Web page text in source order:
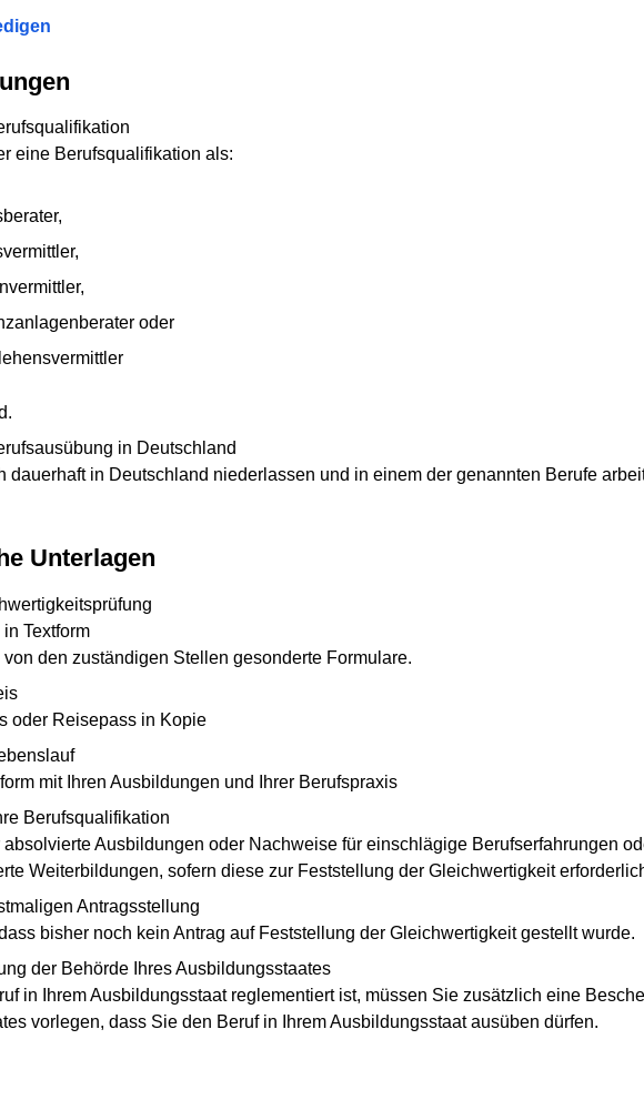
eine Berufsqualifikation als:
oder
in Deutschland
dauerhaft in Deutschland niederlassen und in einem der genannten Berufe
Unterlagen
Textform
den zuständigen Stellen gesonderte Formulare.
oder Reisepass in Kopie
mit Ihren Ausbildungen und Ihrer Berufspraxis
Berufsqualifikation
Ausbildungen oder Nachweise für einschlägige Berufserfahrungen
Weiterbildungen, sofern diese zur Feststellung der Gleichwertigkeit
Antragsstellung
bisher noch kein Antrag auf Feststellung der Gleichwertigkeit gestellt wurde.
der Behörde Ihres Ausbildungsstaates
in Ihrem Ausbildungsstaat reglementiert ist, müssen Sie zusätzlich eine
vorlegen, dass Sie den Beruf in Ihrem Ausbildungsstaat ausüben dürfen.